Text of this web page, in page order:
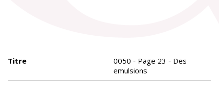
Titre
0050 - Page 23 - Des
emulsions